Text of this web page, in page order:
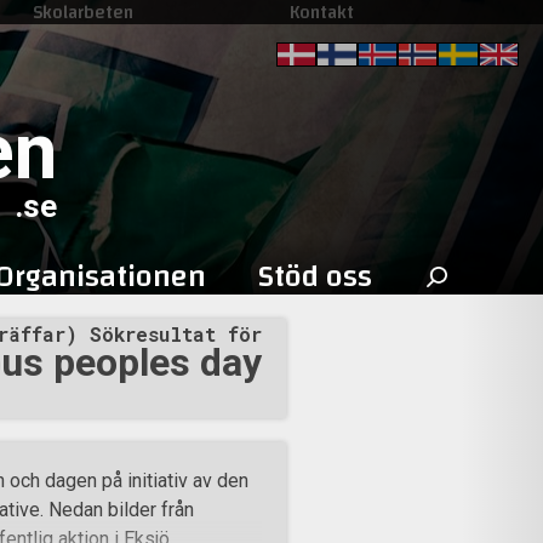
Skolarbeten Kontakt
.se
Stöd oss Sök
efter:
Sökresultat för
peoples day
dagen på initiativ av den
Nedan bilder från